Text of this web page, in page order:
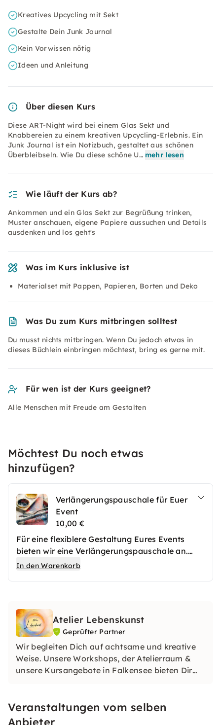
Kreatives Upcycling mit Sekt
Gestalte Dein Junk Journal
Kein Vorwissen nötig
Ideen und Anleitung
Über diesen Kurs
Diese ART-Night wird bei einem Glas Sekt und
Knabbereien zu einem kreativen Upcycling-Erlebnis. Ein
Junk Journal ist ein Notizbuch, gestaltet aus schönen
Überbleibseln. Wie Du diese schöne U… mehr lesen
Wie läuft der Kurs ab?
Ankommen und ein Glas Sekt zur Begrüßung trinken,
Muster anschauen, eigene Papiere aussuchen und Details
ausdenken und los geht's
Was im Kurs inklusive ist
Materialset mit Pappen, Papieren, Borten und Deko
Was Du zum Kurs mitbringen solltest
Du musst nichts mitbringen. Wenn Du jedoch etwas in
dieses Büchlein einbringen möchtest, bring es gerne mit.
Für wen ist der Kurs geeignet?
Alle Menschen mit Freude am Gestalten
Möchtest Du noch etwas
hinzufügen?
Verlängerungspauschale für Euer
Event
10,00 €
Für eine flexiblere Gestaltung Eures Events
bieten wir eine Verlängerungspauschale an.
Diese ermöglicht es, die Veranstaltung über die
habt. Die Verlängerung kann je nach Bedarf
stundenweise hinzugebucht werden und sorgt
dafür, dass Ihr das Event in vollen Zügen
genießen könnt, ohne sich zeitlich
eingeschränkt zu fühlen. So bleibt genügend
Zeit, um alle Ideen umzusetzen und das Event
In den Warenkorb
Atelier Lebenskunst
Geprüfter Partner
Wir begleiten Dich auf achtsame und kreative
Weise. Unsere Workshops, der Atelierraum &
unsere Kursangebote in Falkensee bieten Dir
Wachstum.
Veranstaltungen vom selben
Anbieter